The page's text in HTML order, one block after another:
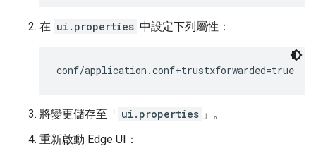
在 ui.properties 中設定下列屬性：
conf/application.conf+trustxforwarded=true
將變更儲存至「 ui.properties 」。
重新啟動 Edge UI：